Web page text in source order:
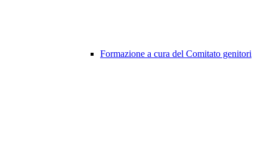
Formazione a cura del Comitato genitori